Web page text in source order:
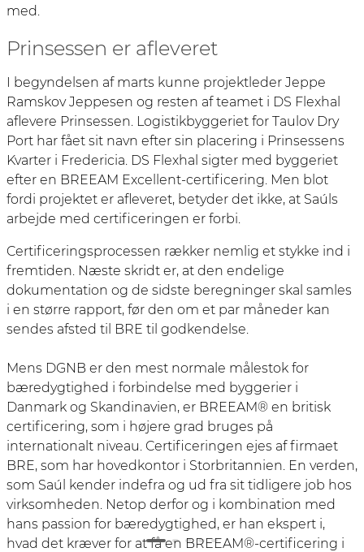
med.
Prinsessen er afleveret
I begyndelsen af marts kunne projektleder Jeppe
Ramskov Jeppesen og resten af teamet i DS Flexhal
aflevere Prinsessen. Logistikbyggeriet for Taulov Dry
Port har fået sit navn efter sin placering i Prinsessens
Kvarter i Fredericia. DS Flexhal sigter med byggeriet
efter en BREEAM Excellent-certificering. Men blot
fordi projektet er afleveret, betyder det ikke, at Saúls
arbejde med certificeringen er forbi.
Certificeringsprocessen rækker nemlig et stykke ind i
fremtiden. Næste skridt er, at den endelige
dokumentation og de sidste beregninger skal samles
i en større rapport, før den om et par måneder kan
sendes afsted til BRE til godkendelse.
Mens DGNB er den mest normale målestok for
bæredygtighed i forbindelse med byggerier i
Danmark og Skandinavien, er BREEAM® en britisk
certificering, som i højere grad bruges på
internationalt niveau. Certificeringen ejes af firmaet
BRE, som har hovedkontor i Storbritannien. En verden,
som Saúl kender indefra og ud fra sit tidligere job hos
virksomheden. Netop derfor og i kombination med
hans passion for bæredygtighed, er han ekspert i,
hvad det kræver for at få en BREEAM®-certificering i